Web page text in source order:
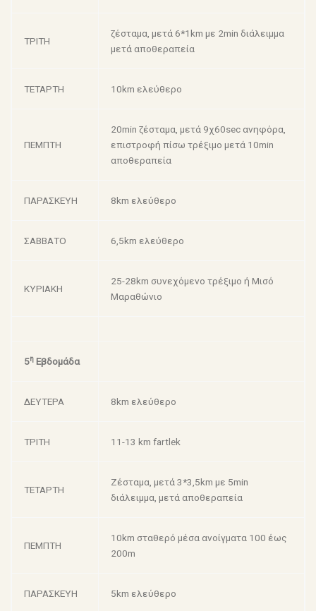
ΤΡΙΤΗ
ζέσταμα, μετά 6*1km με 2min διάλειμμα
μετά αποθεραπεία
ΤΕΤΑΡΤΗ 10km ελεύθερο
ΠΕΜΠΤΗ
20min ζέσταμα, μετά 9χ60sec ανηφόρα,
επιστροφή πίσω τρέξιμο μετά 10min
αποθεραπεία
ΠΑΡΑΣΚΕΥΗ 8km ελεύθερο
ΣΑΒΒΑΤΟ 6,5km ελεύθερο
ΚΥΡΙΑΚΗ
25-28km συνεχόμενο τρέξιμο ή Μισό
Μαραθώνιο
5η Εβδομάδα
ΔΕΥΤΕΡΑ 8km ελεύθερο
ΤΡΙΤΗ 11-13 km fartlek
ΤΕΤΑΡΤΗ
Ζέσταμα, μετά 3*3,5km με 5min
διάλειμμα, μετά αποθεραπεία
ΠΕΜΠΤΗ
10km σταθερό μέσα ανοίγματα 100 έως
200m
ΠΑΡΑΣΚΕΥΗ 5km ελεύθερο